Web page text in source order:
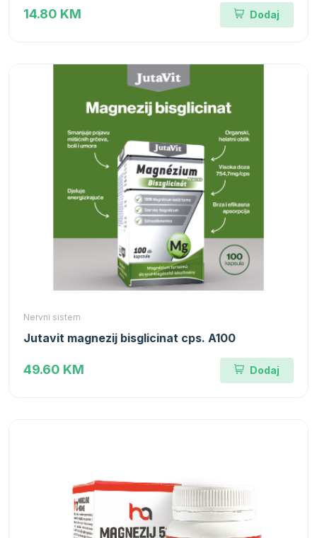
14.80 KM Dodaj
Nervni sistem
Jutavit magnezij bisglicinat cps. A100
49.60 KM Dodaj